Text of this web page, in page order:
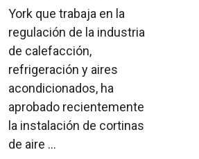
York que trabaja en la
regulación de la industria
de calefacción,
refrigeración y aires
acondicionados, ha
aprobado recientemente
la instalación de cortinas
de aire ...